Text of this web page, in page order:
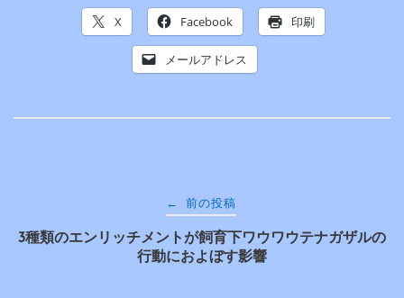
X Facebook 印刷
メールアドレス
稿
← 前の投稿
3種類のエンリッチメントが飼育下ワウワウテナガザルの
行動におよぼす影響